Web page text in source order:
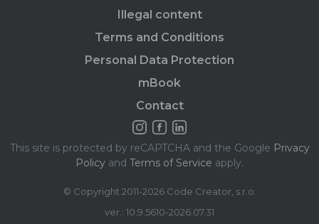
Illegal content
Terms and Conditions
Personal Data Protection
mBook
Contact
This site is protected by reCAPTCHA and the Google Privacy
Policy and Terms of Service apply.
© Copyright 2011-2026 Code Creator, s.r.o.
ver.: 10.9.5610-2026.07.31